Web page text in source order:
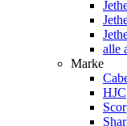
alle
Marke
HJC